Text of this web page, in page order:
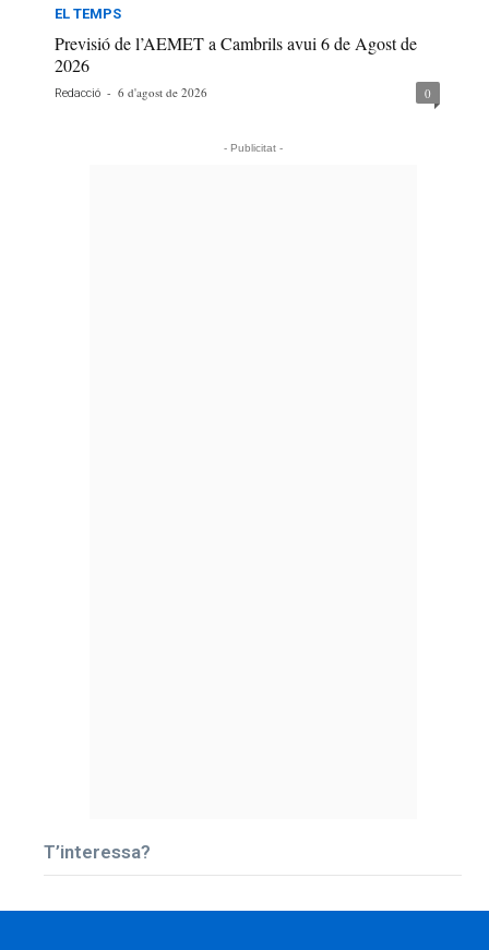
EL TEMPS
Previsió de l’AEMET a Cambrils avui 6 de Agost de
2026
Redacció - 6 d'agost de 2026 0
- Publicitat -
T’interessa?